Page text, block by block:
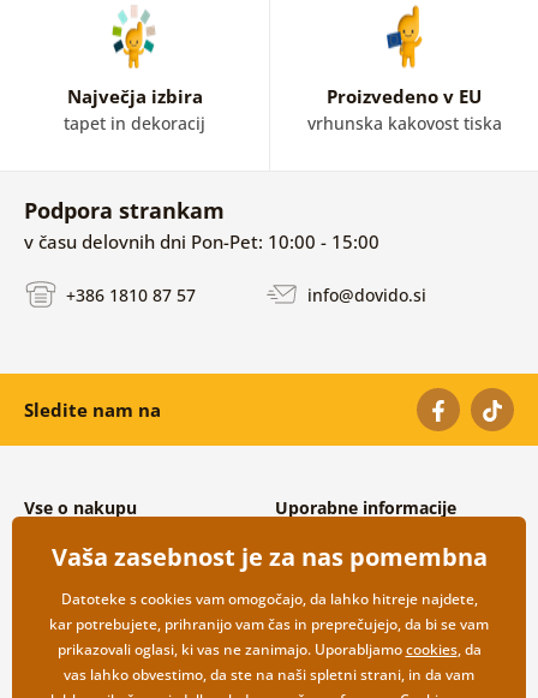
Največja izbira
tapet in dekoracij
Proizvedeno v EU
vrhunska kakovost tiska
Podpora strankam
v času delovnih dni Pon-Pet: 10:00 - 15:00
+386 1810 87 57 info@dovido.si
Sledite nam na
Vse o nakupu
Splošni in reklamacijski pogoji
Varovanje osebnih podatkov
Možnosti dostave in plačila
Vračilo blaga
Uporabne informacije
Pogosto zastavljena vprašanja
Kontakti
Veleprodaja
Vaša zasebnost je za nas pomembna
Datoteke s cookies vam omogočajo, da lahko hitreje najdete,
kar potrebujete, prihranijo vam čas in preprečujejo, da bi se vam
prikazovali oglasi, ki vas ne zanimajo. Uporabljamocookies, da
vas lahko obvestimo, da ste na naši spletni strani, in da vam